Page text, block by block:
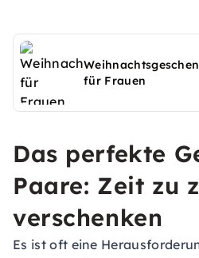
für Frauen
Das perfekte
Paare: Zeit zu
verschenken
Es ist oft eine